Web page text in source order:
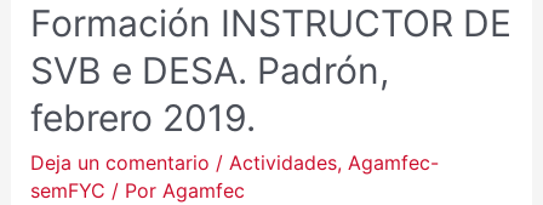
Formación INSTRUCTOR DE
SVB e DESA. Padrón,
febrero 2019.
Deja un comentario / Actividades, Agamfec-
semFYC / Por Agamfec